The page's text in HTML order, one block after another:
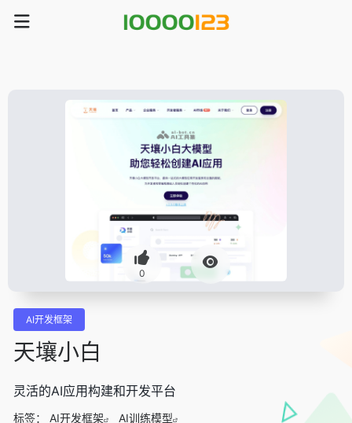
0
AI开发框架
天壤小白
灵活的AI应用构建和开发平台
标签： AI开发框架 AI训练模型